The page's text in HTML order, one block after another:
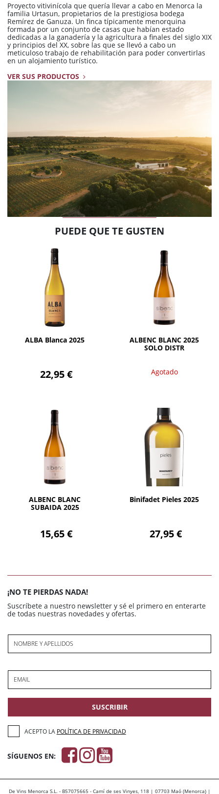
Proyecto vitivinícola que quería llevar a cabo en Menorca la
familia Urtasun, propietarios de la prestigiosa bodega
Remírez de Ganuza. Un finca típicamente menorquina
formada por un conjunto de casas que habían estado
dedicadas a la ganadería y la agricultura a finales del siglo XIX
y principios del XX, sobre las que se llevó a cabo un
meticuloso trabajo de rehabilitación para poder convertirlas
en un alojamiento turístico.
VER SUS PRODUCTOS
PUEDE QUE TE GUSTEN
ALBA Blanca 2025
22,95 €
AÑADIR
ALBENC BLANC 2025
SOLO DISTR
Agotado
Agotado
ALBENC BLANC
SUBAIDA 2025
15,65 €
AÑADIR
Binifadet Pieles 2025
27,95 €
AÑADIR
¡NO TE PIERDAS NADA!
Suscríbete a nuestro newsletter y sé el primero en enterarte
de todas nuestras novedades y ofertas.
NOMBRE Y APELLIDOS
EMAIL
SUSCRIBIR
ACEPTO LA POLÍTICA DE PRIVACIDAD
SÍGUENOS EN:
De Vins Menorca S.L. - B57075665 - Camí de ses Vinyes, 118 | 07703 Maó (Menorca) |